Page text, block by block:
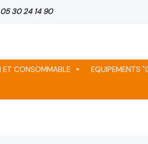
05 30 24 14 90
ET CONSOMMABLE EQUIPEMENTS